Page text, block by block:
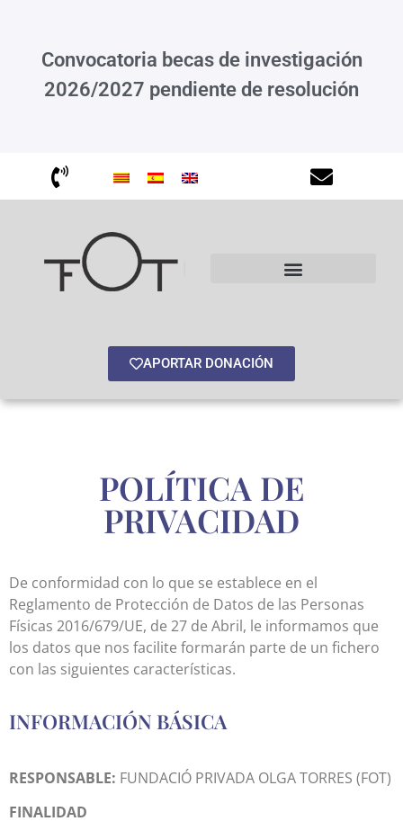
Convocatoria becas de investigación
2026/2027 pendiente de resolución
APORTAR DONACIÓN
POLÍTICA DE
PRIVACIDAD
De conformidad con lo que se establece en el
Reglamento de Protección de Datos de las Personas
Físicas 2016/679/UE, de 27 de Abril, le informamos que
los datos que nos facilite formarán parte de un fichero
con las siguientes características.
INFORMACIÓN BÁSICA
RESPONSABLE: FUNDACIÓ PRIVADA OLGA TORRES (FOT)
FINALIDAD